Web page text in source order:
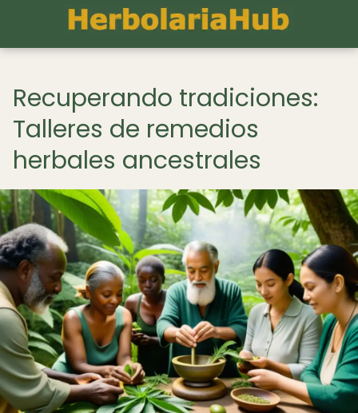
Recuperando tradiciones:
Talleres de remedios
herbales ancestrales